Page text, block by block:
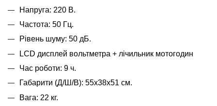
Напруга: 220 В.
Частота: 50 Гц.
Рівень шуму: 50 дБ.
LCD дисплей вольтметра + лічильник мотогодин
Час роботи: 9 ч.
Габарити (Д/Ш/В): 55х38х51 см.
Вага: 22 кг.